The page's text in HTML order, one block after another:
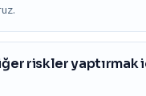
riskler yaptırmak